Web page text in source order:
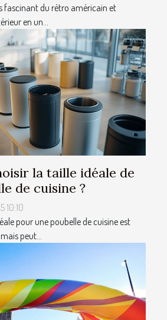
fascinant du rétro américain et
en un...
la taille idéale de
de cuisine ?
10:10
pour une poubelle de cuisine est
peut...